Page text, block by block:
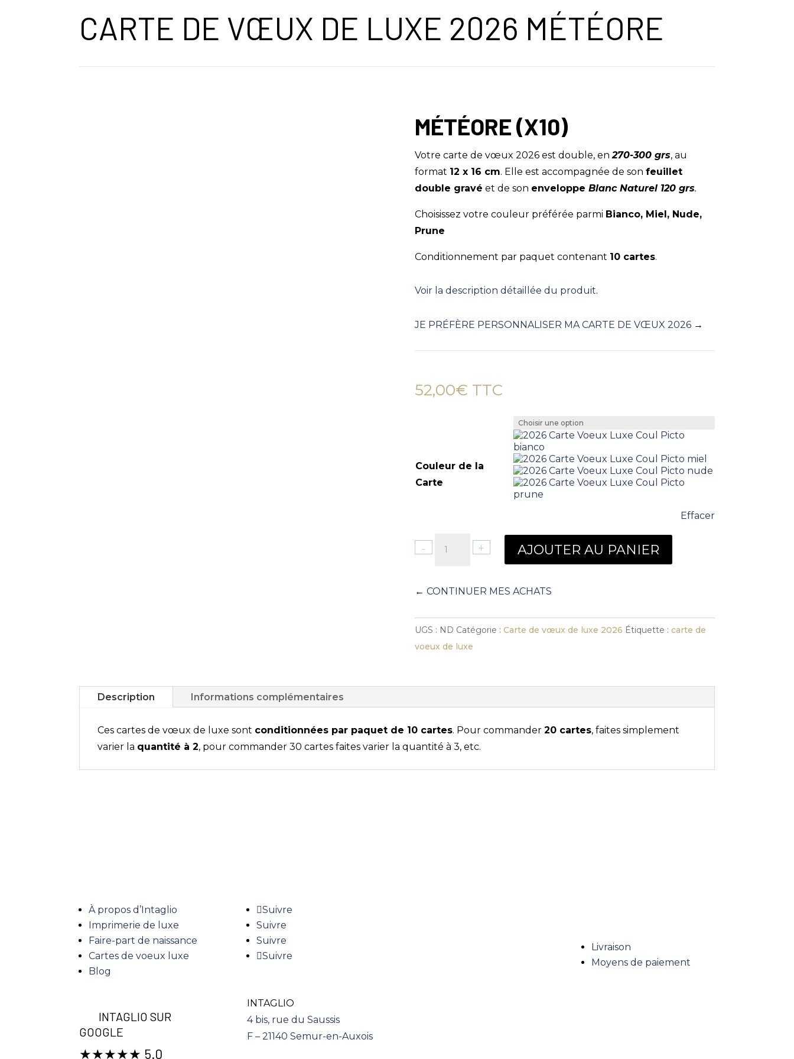
CARTE DE VŒUX DE LUXE 2026 MÉTÉORE
MÉTÉORE (X10)
Votre carte de vœux 2026 est double, en 270-300 grs, au
format 12 x 16 cm. Elle est accompagnée de son feuillet
double gravé et de son enveloppe Blanc Naturel 120 grs.
Choisissez votre couleur préférée parmi Bianco, Miel, Nude,
Prune
Conditionnement par paquet contenant 10 cartes.
Voir la description détaillée du produit.
JE PRÉFÈRE PERSONNALISER MA CARTE DE VŒUX 2026→
52,00€ TTC
Couleur de la
Carte
Effacer
-
quantité
de
+ AJOUTER AU PANIER
← CONTINUER MES ACHATS
UGS : ND Catégorie : Carte de vœux de luxe 2026 Étiquette : carte de
voeux de luxe
Description Informations complémentaires
Ces cartes de vœux de luxe sont conditionnées par paquet de 10 cartes. Pour commander20 cartes, faites simplement
varier la quantité à 2, pour commander 30 cartes faites varier la quantité à 3, etc.
À propos d’Intaglio
Imprimerie de luxe
Faire-part de naissance
Cartes de voeux luxe
Blog
INTAGLIO SUR
GOOGLE
★★★★★ 5.0
Suivre
Suivre
Suivre
Suivre
INTAGLIO
4 bis, rue du Saussis
F – 21140 Semur-en-Auxois
Livraison
Moyens de paiement